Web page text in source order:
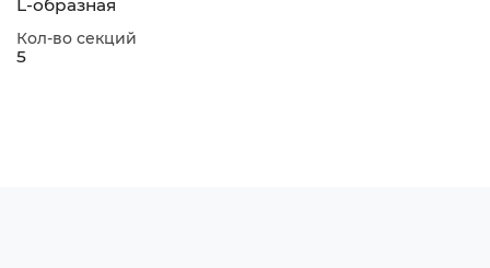
L-образная
Кол-во секций
5